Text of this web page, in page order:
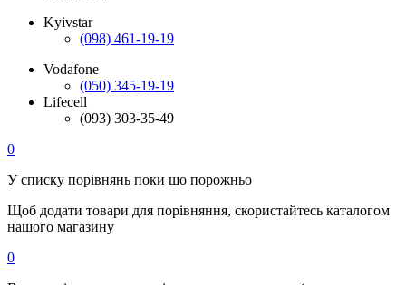
Kyivstar
(098) 461-19-19
Vodafone
(050) 345-19-19
Lifecell
(093) 303-35-49
0
У списку порівнянь поки що порожньо
Щоб додати товари для порівняння, скористайтесь каталогом
нашого магазину
0